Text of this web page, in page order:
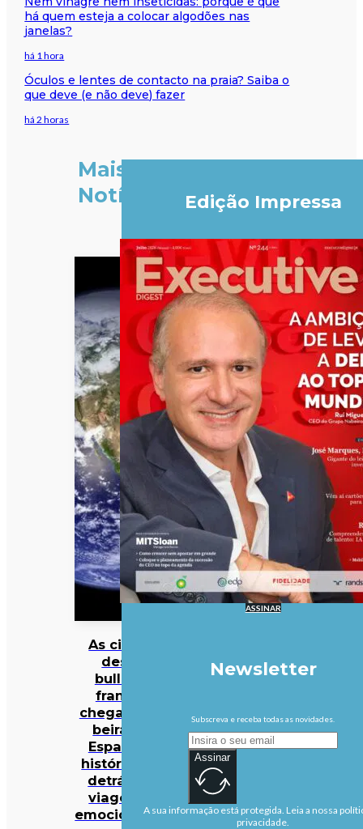
há quem esteja a colocar algodões nas
janelas?
há 1 hora
Óculos e lentes de contacto na praia? Saiba o
que deve (e não deve) fazer
há 2 horas
Mais
Notícias
As cinzas
deste
bulldog
francês
chegaram à
beira do
Espaço. A
história por
detrás da
viagem é
emocionante
Edição Impressa
ASSINAR
Newsletter
Subscreva e receba todas as novidades.
Assinar
A sua informação está protegida. Leia a nossa
privacidade.